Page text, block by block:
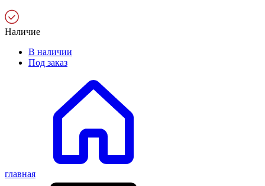
Наличие
В наличии
Под заказ
главная